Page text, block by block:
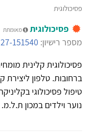
פסיכולוגית
פסיכולוגית מאומתת
מספר רישיון: 27-151540
פסיכולוגית קלינית
טיפול פסיכולוגי
נוער וילדים במכון